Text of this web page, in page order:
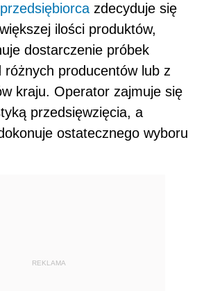
przedsiębiorca zdecyduje się
ilości produktów,
dostarczenie próbek
różnych producentów lub z
kraju. Operator zajmuje się
przedsięwzięcia, a
ostatecznego wyboru
REKLAMA